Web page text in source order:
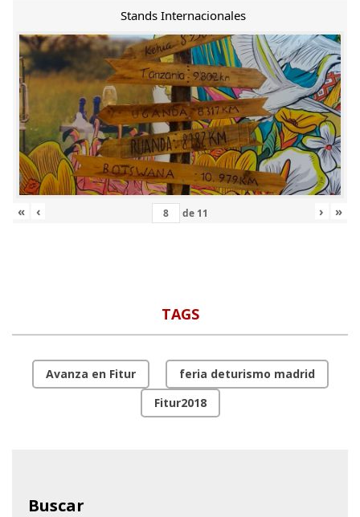
Stands Internacionales
« ‹ de 11 › »
TAGS
Avanza en Fitur
feria deturismo madrid
Fitur2018
Buscar